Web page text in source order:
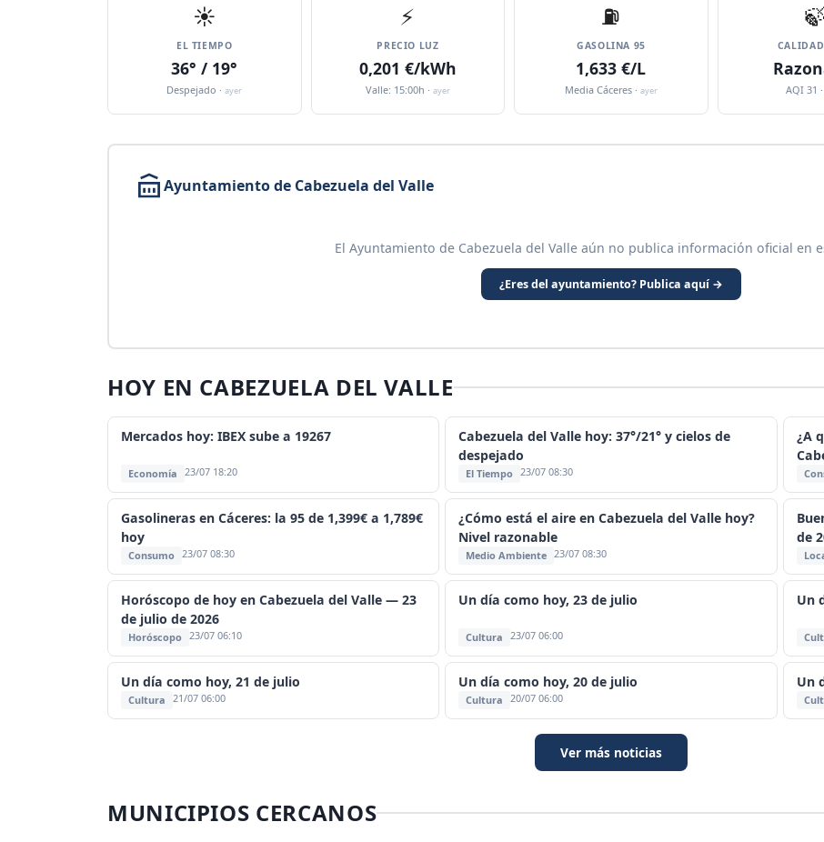
☀️
EL TIEMPO
36° / 19°
Despejado ·ayer
⚡
PRECIO LUZ
0,201 €/kWh
Valle: 15:00h · ayer
⛽️
GASOLINA 95
1,633 €/L
Media Cáceres · ayer
🍃
AQI 31
Ayuntamiento de Cabezuela del Valle
El Ayuntamiento de Cabezuela del Valle aún no publica información oficial en
¿Eres del ayuntamiento? Publica aquí →
HOY EN CABEZUELA DEL VALLE
Mercados hoy: IBEX sube a 19267
Economía 23/07 18:20
Cabezuela del Valle hoy: 37°/21° y cielos de
despejado
El Tiempo 23/07 08:30
¿A
Gasolineras en Cáceres: la 95 de 1,399€ a 1,789€
hoy
Consumo 23/07 08:30
¿Cómo está el aire en Cabezuela del Valle hoy?
Nivel razonable
Medio Ambiente 23/07 08:30
de
Horóscopo de hoy en Cabezuela del Valle — 23
de julio de 2026
Horóscopo 23/07 06:10
Un día como hoy, 23 de julio
Cultura 23/07 06:00
Un
Un día como hoy, 21 de julio
Cultura 21/07 06:00
Un día como hoy, 20 de julio
Cultura 20/07 06:00
Un
Ver más noticias
MUNICIPIOS CERCANOS